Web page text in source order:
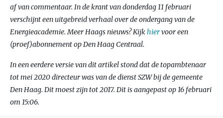
af van commentaar. In de krant van donderdag 11 februari
verschijnt een uitgebreid verhaal over de ondergang van de
Energieacademie. Meer Haags nieuws? Kijkhiervoor een
(proef)abonnement op Den Haag Centraal.
In een eerdere versie van dit artikel stond dat de topambtenaar
tot mei 2020 directeur was van de dienst SZW bij de gemeente
Den Haag. Dit moest zijn tot 2017. Dit is aangepast op 16 februari
om 15:06.